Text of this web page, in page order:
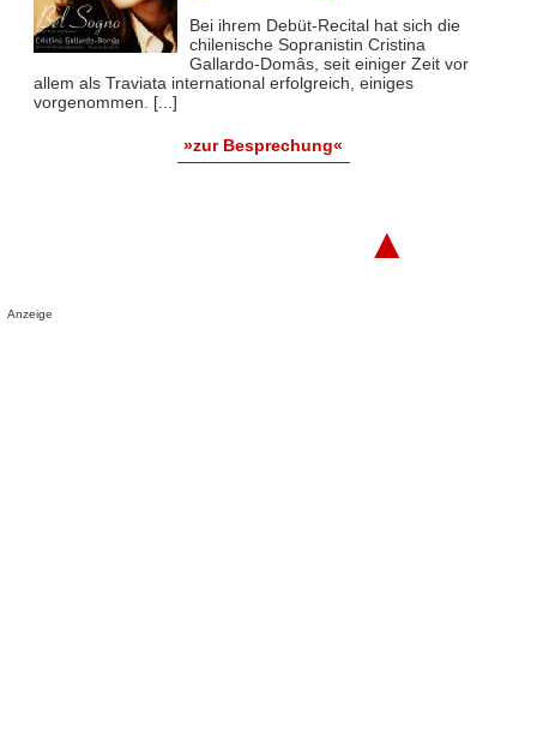
Bei ihrem Debüt-Recital hat sich die
chilenische Sopranistin Cristina
Gallardo-Domâs, seit einiger Zeit vor
allem als Traviata international erfolgreich, einiges
vorgenommen. [...]
»zur Besprechung«
▲
Anzeige